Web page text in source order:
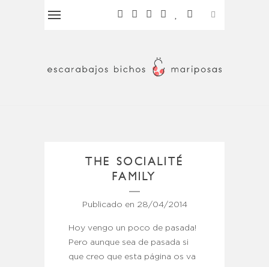
THE SOCIALITÉ
FAMILY
Publicado en 28/04/2014
Hoy vengo un poco de pasada!
Pero aunque sea de pasada si
que creo que esta página os va